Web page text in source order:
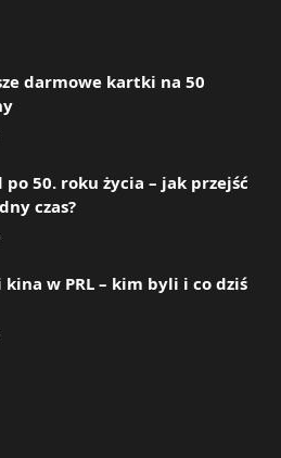
darmowe kartki na 50
po 50. roku życia – jak przejść
czas?
kina w PRL – kim byli i co dziś